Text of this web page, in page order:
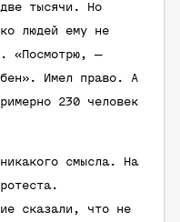
тысячи. Но
людей ему не
«Посмотрю, —
Имел право. А
230 человек
смысла. На
сказали, что не